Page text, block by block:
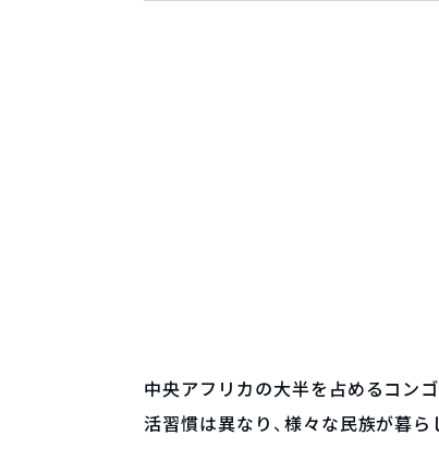
中央アフリカの大半を占めるコン
活習慣は異なり、様々な民族が暮ら